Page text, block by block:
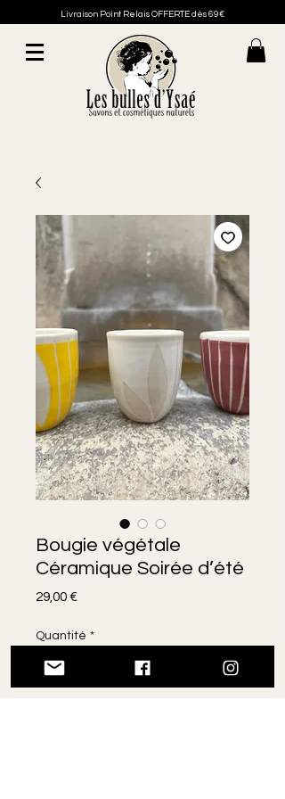
Livraison Point Relais OFFERTE dès 69€
Bougie végétale
Céramique Soirée d’été
29,00 €Prix
Quantité *